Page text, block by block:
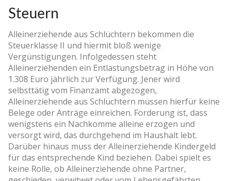
Steuern
Alleinerziehende aus Schlüchtern bekommen die
Steuerklasse II und hiermit bloß wenige
Vergünstigungen. Infolgedessen steht
Alleinerziehenden ein Entlastungsbetrag in Höhe von
1.308 Euro jährlich zur Verfügung. Jener wird
selbsttätig vom Finanzamt abgezogen,
Alleinerziehende aus Schlüchtern müssen hierfür keine
Belege oder Anträge einreichen. Forderung ist, dass
wenigstens ein Nachkomme alleine erzogen und
versorgt wird, das durchgehend im Haushalt lebt.
Darüber hinaus muss der Alleinerziehende Kindergeld
für das entsprechende Kind beziehen. Dabei spielt es
keine Rolle, ob Alleinerziehende ohne Partner,